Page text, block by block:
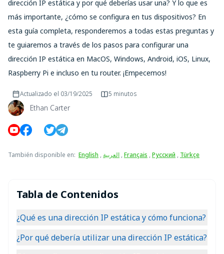
dirección IP estática y por qué deberías usar una? Y lo que es
más importante, ¿cómo se configura en tus dispositivos? En
esta guía completa, responderemos a todas estas preguntas y
te guiaremos a través de los pasos para configurar una
dirección IP estática en MacOS, Windows, Android, iOS, Linux,
Raspberry Pi e incluso en tu router. ¡Empecemos!
Ethan Carter
Actualizado el 03/19/2025 5 minutos
También disponible en: English , العربية ,Français ,Русский , Türkçe
Tabla de Contenidos
¿Qué es una dirección IP estática y cómo funciona?
¿Por qué debería utilizar una dirección IP estática?